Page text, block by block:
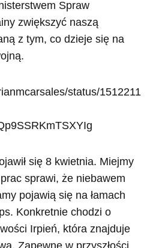
Spraw
zwiększyć naszą
z tym, co dzieje się na
status/1512211
się 8 kwietnia. Miejmy
sprawi, że niebawem
pojawią się na łamach
Konkretnie chodzi o
Irpień, która znajduje